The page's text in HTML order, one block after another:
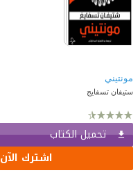
مونتيني
ستيفان تسفايج
تحميل الكتاب
اشترك الآن